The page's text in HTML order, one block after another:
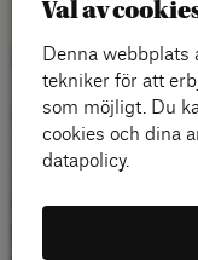
Val av
Denna webbplats
tekniker för att
som möjligt. Du
cookies och dina
datapolicy.